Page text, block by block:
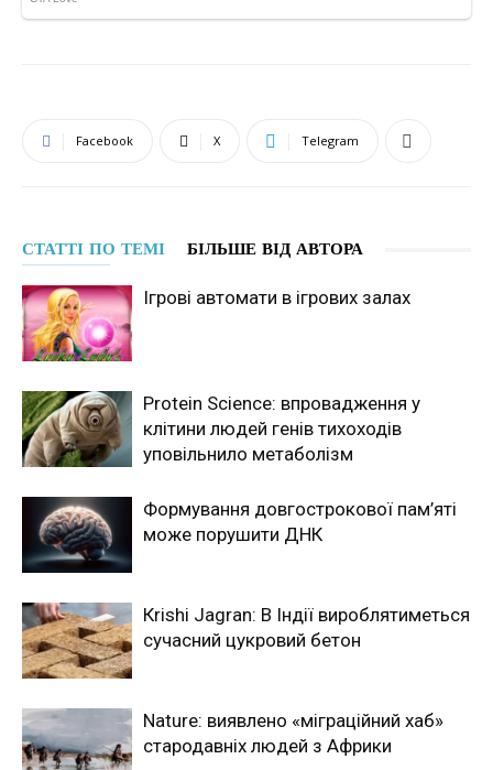
Facebook X Telegram
СТАТТІ ПО ТЕМІ БІЛЬШЕ ВІД АВТОРА
Ігрові автомати в ігрових залах
Protein Science: впровадження у
клітини людей генів тихоходів
уповільнило метаболізм
Формування довгострокової пам’яті
може порушити ДНК
Кrishi Jagran: В Індії вироблятиметься
сучасний цукровий бетон
Nature: виявлено «міграційний хаб»
стародавніх людей з Африки